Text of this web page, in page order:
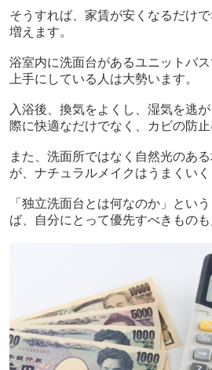
そうすれば、家賃が安くなるだけ
増えます。
浴室内に洗面台があるユニットバ
上手にしている人は大勢います。
入浴後、換気をよくし、湿気を逃
際に快適なだけでなく、カビの防止
また、洗面所ではなく自然光のあ
が、ナチュラルメイクはうまくいく
「独立洗面台とは何なのか」とい
ば、自分にとって優先すべきものも